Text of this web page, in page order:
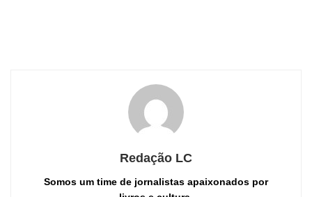
Redação LC
Somos um time de jornalistas apaixonados por